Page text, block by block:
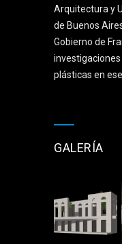
Arquitectura y
de Buenos
Gobierno de
plásticas en ese
GALERÍA